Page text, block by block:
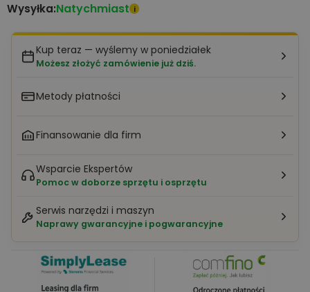
Wysyłka:Natychmiast i
Kup teraz — wyślemy w poniedziałek
Możesz złożyć zamówienie już dziś.
Metody płatności
Finansowanie dla firm
Wsparcie Ekspertów
Pomoc w doborze sprzętu i osprzętu
Serwis narzędzi i maszyn
Naprawy gwarancyjne i pogwarancyjne